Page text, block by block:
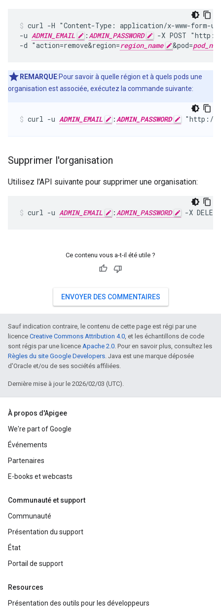
curl -H "Content-Type: application/x-www-form-
-u ADMIN_EMAIL :ADMIN_PASSWORD
-X POST
-d "action=remove&region=region_name &pod=
REMARQUE:Pour savoir à quelle région et à quels pods une
organisation est associée, exécutez la commande suivante:
curl -u ADMIN_EMAIL :ADMIN_PASSWORD "http://
Supprimer l'organisation
Utilisez l'API suivante pour supprimer une organisation:
curl -u ADMIN_EMAIL :ADMIN_PASSWORD -X
Ce contenu vous a-t-il été utile ?
ENVOYER DES COMMENTAIRES
Sauf indication contraire, le contenu de cette page est régi par une
licence Creative Commons Attribution 4.0, et les échantillons de code
sont régis par une licence Apache 2.0. Pour en savoir plus, consultez les
Règles du site Google Developers. Java est une marque déposée
d'Oracle et/ou de ses sociétés affiliées.
Dernière mise à jour le 2026/02/03 (UTC).
À propos d'Apigee
We're part of Google
Événements
Partenaires
E-books et webcasts
Communauté et support
Communauté
Présentation du support
État
Portail de support
Resources
Présentation des outils pour les développeurs